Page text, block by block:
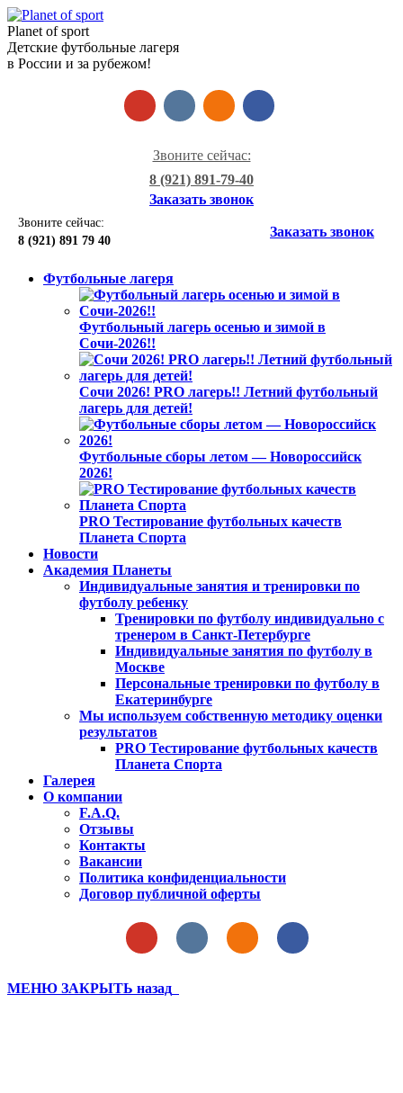
Planet of sport
Детские футбольные лагеря
в России и за рубежом!
Звоните сейчас:
8 (921) 891-79-40
Заказать звонок
Звоните сейчас:
8 (921) 891 79 40
Заказать звонок
Футбольные лагеря
Футбольный лагерь осенью и зимой в
Сочи-2026!!
Сочи 2026! PRO лагерь!! Летний футбольный
лагерь для детей!
Футбольные сборы летом — Новороссийск
2026!
PRO Тестирование футбольных качеств
Планета Спорта
Новости
Академия Планеты
Индивидуальные занятия и тренировки по
футболу ребенку
Тренировки по футболу индивидуально с
тренером в Санкт-Петербурге
Индивидуальные занятия по футболу в
Москве
Персональные тренировки по футболу в
Екатеринбурге
Мы используем собственную методику оценки
результатов
PRO Тестирование футбольных качеств
Планета Спорта
Галерея
О компании
F.A.Q.
Отзывы
Контакты
Вакансии
Политика конфиденциальности
Договор публичной оферты
МЕНЮ ЗАКРЫТЬ назад